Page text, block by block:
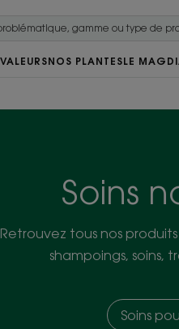
NOS PLANTESLE MAG
Soins
Retrouvez tous nos
shampoings, soins,
Soins